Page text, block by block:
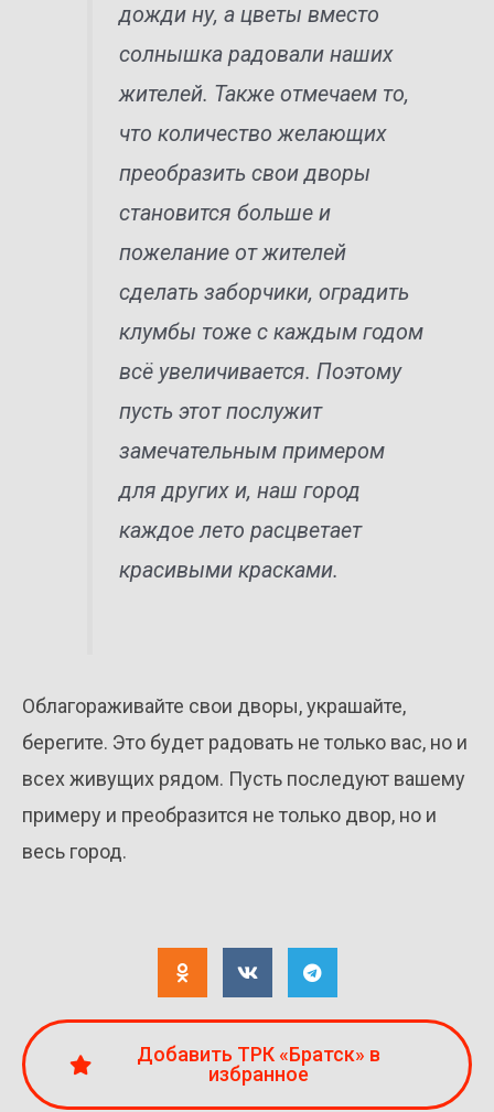
дожди ну, а цветы вместо
солнышка радовали наших
жителей. Также отмечаем то,
что количество желающих
преобразить свои дворы
становится больше и
пожелание от жителей
сделать заборчики, оградить
клумбы тоже с каждым годом
всё увеличивается. Поэтому
пусть этот послужит
замечательным примером
для других и, наш город
каждое лето расцветает
красивыми красками.
Облагораживайте свои дворы, украшайте,
берегите. Это будет радовать не только вас, но и
всех живущих рядом. Пусть последуют вашему
примеру и преобразится не только двор, но и
весь город.
Добавить ТРК «Братск» в
избранное